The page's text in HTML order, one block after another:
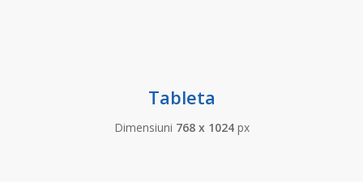
Tableta
Dimensiuni 768 x 1024px